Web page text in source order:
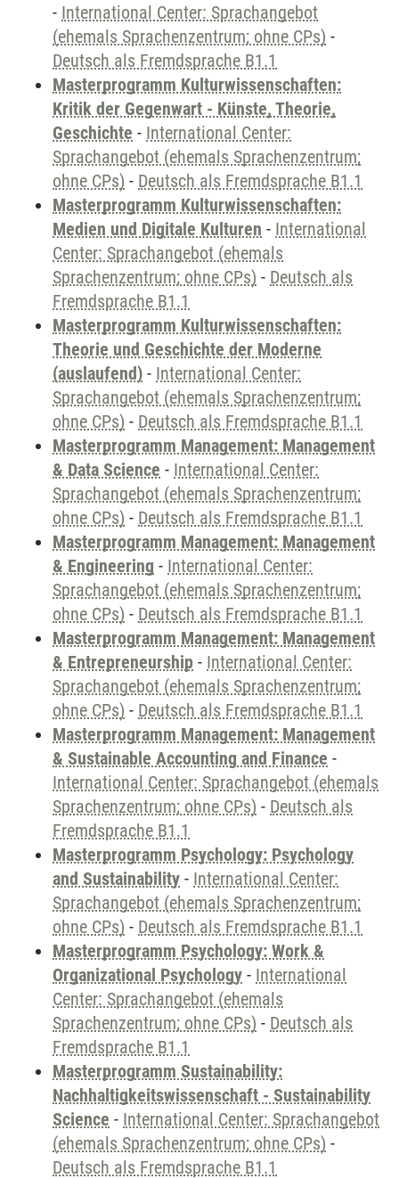
- International Center: Sprachangebot
(ehemals Sprachenzentrum; ohne CPs) -
Deutsch als Fremdsprache B1.1
Masterprogramm Kulturwissenschaften:
Kritik der Gegenwart - Künste, Theorie,
Geschichte - International Center:
Sprachangebot (ehemals Sprachenzentrum;
ohne CPs) - Deutsch als Fremdsprache B1.1
Masterprogramm Kulturwissenschaften:
Medien und Digitale Kulturen - International
Center: Sprachangebot (ehemals
Sprachenzentrum; ohne CPs) - Deutsch als
Fremdsprache B1.1
Masterprogramm Kulturwissenschaften:
Theorie und Geschichte der Moderne
(auslaufend) - International Center:
Sprachangebot (ehemals Sprachenzentrum;
ohne CPs) - Deutsch als Fremdsprache B1.1
Masterprogramm Management: Management
& Data Science - International Center:
Sprachangebot (ehemals Sprachenzentrum;
ohne CPs) - Deutsch als Fremdsprache B1.1
Masterprogramm Management: Management
& Engineering - International Center:
Sprachangebot (ehemals Sprachenzentrum;
ohne CPs) - Deutsch als Fremdsprache B1.1
Masterprogramm Management: Management
& Entrepreneurship - International Center:
Sprachangebot (ehemals Sprachenzentrum;
ohne CPs) - Deutsch als Fremdsprache B1.1
Masterprogramm Management: Management
& Sustainable Accounting and Finance -
International Center: Sprachangebot (ehemals
Sprachenzentrum; ohne CPs) - Deutsch als
Fremdsprache B1.1
Masterprogramm Psychology: Psychology
and Sustainability - International Center:
Sprachangebot (ehemals Sprachenzentrum;
ohne CPs) - Deutsch als Fremdsprache B1.1
Masterprogramm Psychology: Work &
Organizational Psychology - International
Center: Sprachangebot (ehemals
Sprachenzentrum; ohne CPs) - Deutsch als
Fremdsprache B1.1
Masterprogramm Sustainability:
Nachhaltigkeitswissenschaft - Sustainability
Science - International Center: Sprachangebot
(ehemals Sprachenzentrum; ohne CPs) -
Deutsch als Fremdsprache B1.1